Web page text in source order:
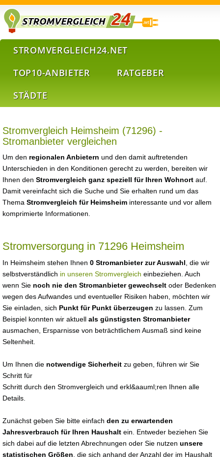
STROMVERGLEICH24.NET
TOP10-ANBIETER
RATGEBER
STÄDTE
Stromvergleich Heimsheim (71296) -
Stromanbieter vergleichen
Um den regionalen Anbietern und den damit auftretenden
Unterschieden in den Konditionen gerecht zu werden, bereiten wir
Ihnen den Stromvergleich ganz speziell für Ihren Wohnort auf.
Damit vereinfacht sich die Suche und Sie erhalten rund um das
Thema Stromvergleich für Heimsheim interessante und vor allem
komprimierte Informationen.
Stromversorgung in 71296 Heimsheim
In Heimsheim stehen Ihnen 0 Stromanbieter zur Auswahl , die wir
selbstverständlich in unseren Stromvergleich einbeziehen. Auch
wenn Sie noch nie den Stromanbieter gewechselt oder Bedenken
wegen des Aufwandes und eventueller Risiken haben, möchten wir
Sie einladen, sich Punkt für Punkt überzeugen zu lassen. Zum
Beispiel konnten wir aktuell als günstigsten Stromanbieter
ausmachen, Ersparnisse von beträchtlichem Ausmaß sind keine
Seltenheit.
Um Ihnen die notwendige Sicherheit zu geben, führen wir Sie
Schritt für
Schritt durch den Stromvergleich und erkl&aauml;ren Ihnen alle
Details.
Zunächst geben Sie bitte einfach den zu erwartenden
Jahresverbrauch für Ihren Haushalt ein. Entweder beziehen Sie
sich dabei auf die letzten Abrechnungen oder Sie nutzen unsere
statistischen Größen , die sich anhand der Anzahl der im Haushalt